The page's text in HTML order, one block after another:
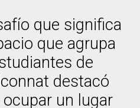
que significa
que agrupa
de
destacó
ocupar un lugar